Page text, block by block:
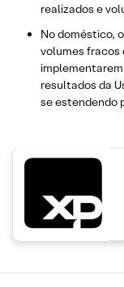
realizados e
No doméstico,
volumes fracos
resultados da
se estendendo